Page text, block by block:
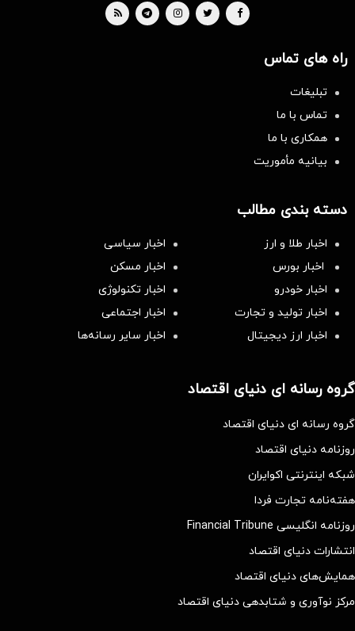
راه های تماس
تبلیغات
تماس با ما
همکاری با ما
بیانیه مأموریت
دسته بندی مطالب
اخبار طلا و ارز
اخبار سیاسی
اخبار بورس
اخبار مسکن
اخبار خودرو
اخبار تکنولوژی
اخبار تولید و تجارت
اخبار اجتماعی
اخبار ارز دیجیتال
اخبار سایر رسانه‌‌ها
گروه رسانه ای دنیای اقتصاد
گروه رسانه ای دنیای اقتصاد
روزنامه دنیای اقتصاد
شبکه اینترنتی اکوایران
هفته‌نامه تجارت فردا
روزنامه انگلیسی Financial Tribune
انتشارات دنیای اقتصاد
همایش‌های دنیای اقتصاد
مرکز نوآوری و شتابدهی دنیای اقتصاد